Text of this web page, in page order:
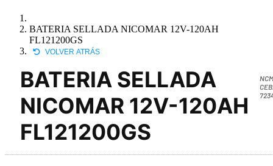
BATERIA SELLADA NICOMAR 12V-120AH
FL121200GS
VOLVER ATRÁS
BATERIA SELLADA
NICOMAR 12V-120AH
FL121200GS